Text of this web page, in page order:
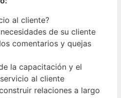
al cliente?
de su cliente
comentarios y quejas
la capacitación y el
al cliente
relaciones a largo